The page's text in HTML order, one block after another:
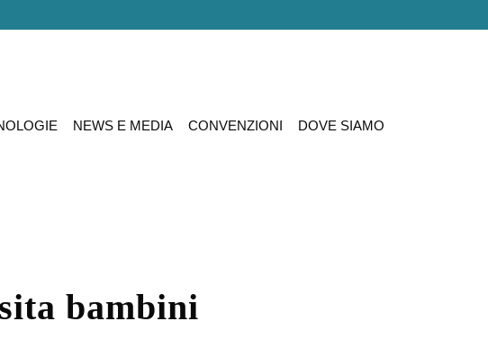
NEWS E MEDIA CONVENZIONI DOVE SIAMO
bambini